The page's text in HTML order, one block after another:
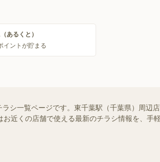
あるくと）
イントが貯まる
シ一覧ページです。東千葉駅（千葉県）周辺
近くの店舗で使える最新のチラシ情報を、手